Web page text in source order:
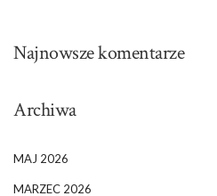
Najnowsze komentarze
Archiwa
MAJ 2026
MARZEC 2026